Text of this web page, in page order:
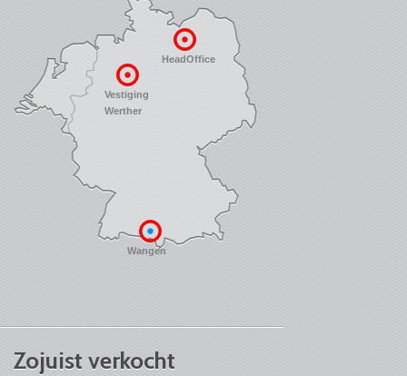
HeadOffice
Vestiging
Werther
Wangen
Zojuist verkocht